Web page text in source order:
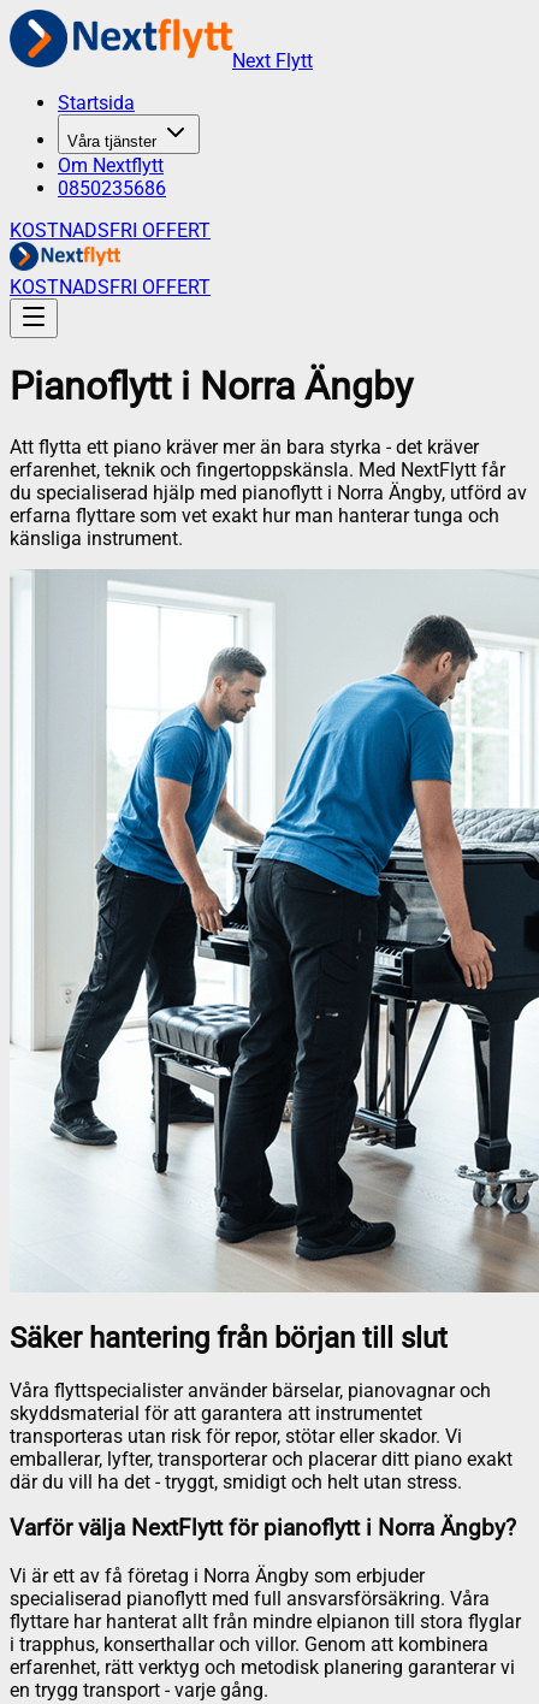
Next Flytt
Startsida
Våra tjänster
Om Nextflytt
0850235686
KOSTNADSFRI OFFERT
KOSTNADSFRI OFFERT
Pianoflytt i Norra Ängby
Att flytta ett piano kräver mer än bara styrka - det kräver
erfarenhet, teknik och fingertoppskänsla. Med NextFlytt får
du specialiserad hjälp med pianoflytt i Norra Ängby, utförd av
erfarna flyttare som vet exakt hur man hanterar tunga och
känsliga instrument.
Säker hantering från början till slut
Våra flyttspecialister använder bärselar, pianovagnar och
skyddsmaterial för att garantera att instrumentet
transporteras utan risk för repor, stötar eller skador. Vi
emballerar, lyfter, transporterar och placerar ditt piano exakt
där du vill ha det - tryggt, smidigt och helt utan stress.
Varför välja NextFlytt för pianoflytt i Norra Ängby?
Vi är ett av få företag i Norra Ängby som erbjuder
specialiserad pianoflytt med full ansvarsförsäkring. Våra
flyttare har hanterat allt från mindre elpianon till stora flyglar
i trapphus, konserthallar och villor. Genom att kombinera
erfarenhet, rätt verktyg och metodisk planering garanterar vi
en trygg transport - varje gång.